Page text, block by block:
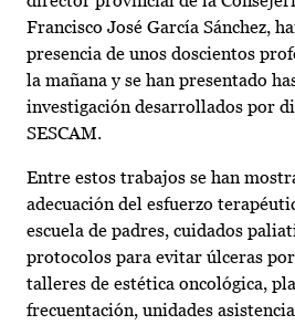
Francisco José García Sánchez,
presencia de unos doscientos
la mañana y se han presentado
investigación desarrollados por
SESCAM.
Entre estos trabajos se han
adecuación del esfuerzo
escuela de padres, cuidados
protocolos para evitar úlceras
talleres de estética oncológica,
frecuentación, unidades